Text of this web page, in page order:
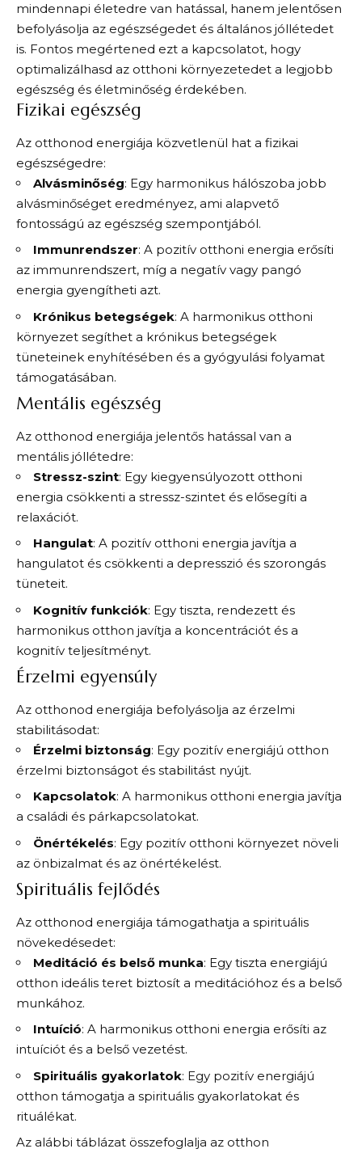
mindennapi életedre van hatással, hanem jelentősen
befolyásolja az egészségedet és általános jóllétedet
is. Fontos megértened ezt a kapcsolatot, hogy
optimalizálhasd az otthoni környezetedet a legjobb
egészség és életminőség érdekében.
Fizikai egészség
Az otthonod energiája közvetlenül hat a fizikai
egészségedre:
Alvásminőség: Egy harmonikus hálószoba jobb
alvásminőséget eredményez, ami alapvető
fontosságú az egészség szempontjából.
Immunrendszer: A pozitív otthoni energia erősíti
az immunrendszert, míg a negatív vagy pangó
energia gyengítheti azt.
Krónikus betegségek: A harmonikus otthoni
környezet segíthet a krónikus betegségek
tüneteinek enyhítésében és a gyógyulási folyamat
támogatásában.
Mentális egészség
Az otthonod energiája jelentős hatással van a
mentális jóllétedre:
Stressz-szint: Egy kiegyensúlyozott otthoni
energia csökkenti a stressz-szintet és elősegíti a
relaxációt.
Hangulat: A pozitív otthoni energia javítja a
hangulatot és csökkenti a depresszió és szorongás
tüneteit.
Kognitív funkciók: Egy tiszta, rendezett és
harmonikus otthon javítja a koncentrációt és a
kognitív teljesítményt.
Érzelmi egyensúly
Az otthonod energiája befolyásolja az érzelmi
stabilitásodat:
Érzelmi biztonság: Egy pozitív energiájú otthon
érzelmi biztonságot és stabilitást nyújt.
Kapcsolatok: A harmonikus otthoni energia javítja
a családi és párkapcsolatokat.
Önértékelés: Egy pozitív otthoni környezet növeli
az önbizalmat és az önértékelést.
Spirituális fejlődés
Az otthonod energiája támogathatja a spirituális
növekedésedet:
Meditáció és belső munka: Egy tiszta energiájú
otthon ideális teret biztosít a meditációhoz és a belső
munkához.
Intuíció: A harmonikus otthoni energia erősíti az
intuíciót és a belső vezetést.
Spirituális gyakorlatok: Egy pozitív energiájú
otthon támogatja a spirituális gyakorlatokat és
rituálékat.
Az alábbi táblázat összefoglalja az otthon